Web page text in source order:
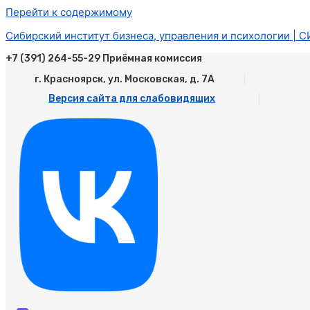
Перейти к содержимому
Сибирский институт бизнеса, управления и психологии |
+7 (391) 264-55-29 Приёмная комиссия
г. Красноярск, ул. Московская, д. 7А
Версия сайта для слабовидящих